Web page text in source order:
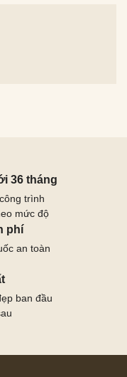
36 tháng
trình
mức độ
phí
an toàn
ban đầu